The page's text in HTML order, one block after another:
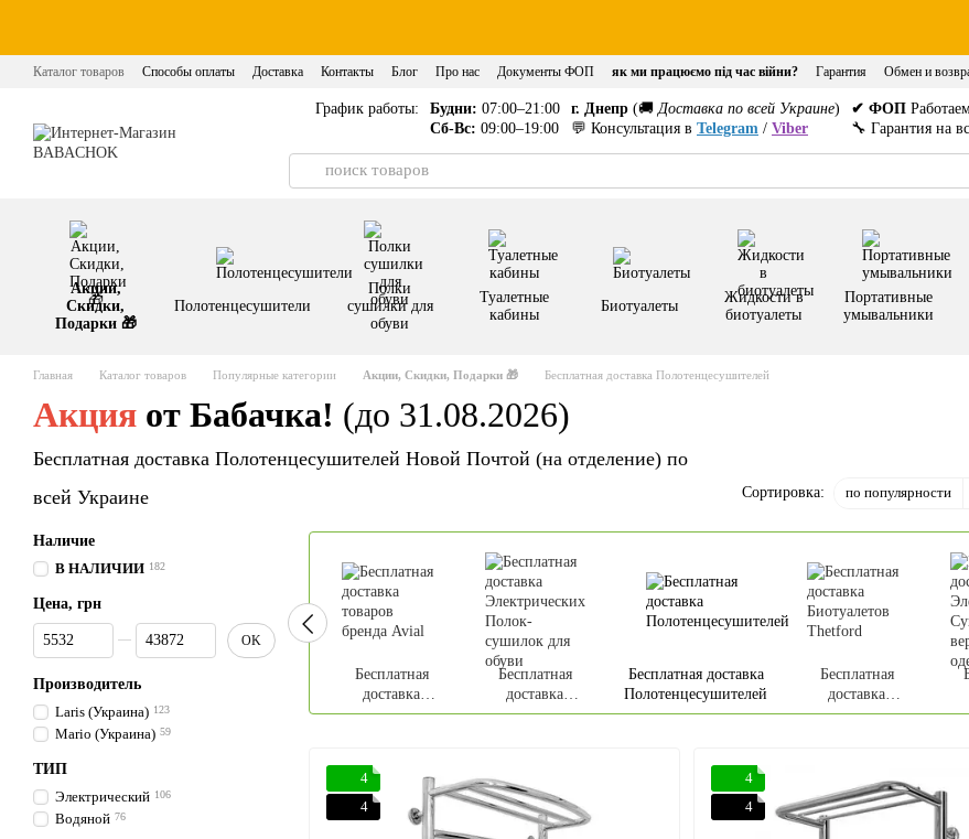
Каталог товаров Способы оплаты Доставка Контакты Блог Про нас Документы ФОП як ми працюємо під час війни? Гарантия Обмен и
График работы: Будни: 07:00–21:00
Сб-Вс: 09:00–19:00
г. Днепр (🚚 Доставка по всей Украине)
💬 Консультация в Telegram / Viber
✔ ФОП
🔧 Гарантия на
Акции,
Скидки,
Подарки 🎁
Полотенцесушители
Полки
сушилки для
обуви
Туалетные
кабины
Биотуалеты
Жидкости в
биотуалеты
Портативные
умывальники
Главная Каталог товаров Популярные категории Акции, Скидки, Подарки 🎁 Бесплатная доставка Полотенцесушителей
Акция от Бабачка! (до 31.08.2026)
Бесплатная доставка Полотенцесушителей Новой Почтой (на отделение) по
всей Украине
Сортировка: по популярности
Бесплатная
доставка
товаров бренда
Бесплатная
доставка
Электрических
Бесплатная доставка
Полотенцесушителей
Бесплатная
доставка
Биотуалетов
4
4
4
4
Наличие
В НАЛИЧИИ 182
Цена, грн
От Цена, грн
До Цена, грн
OK
Производитель
Laris (Украина) 123
Mario (Украина) 59
ТИП
Электрический 106
Водяной 76